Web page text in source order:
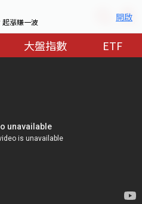
起漲賺一波 開啟
大盤指數 ETF